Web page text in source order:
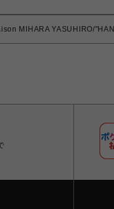
MIHARA YASUHIRO/